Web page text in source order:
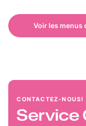
Voir les menus
CONTACTEZ-NOUS!
Service